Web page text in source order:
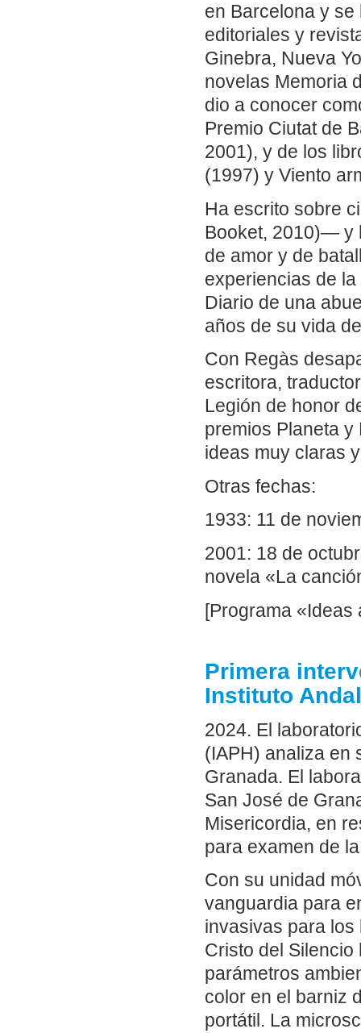
en Barcelona y
editoriales y
Ginebra, Nueva
novelas Memoria
dio a conocer
Premio Ciutat de
2001), y de los
(1997) y Viento
Ha escrito sobre
Booket, 2010)— y
de amor y de
experiencias de
Diario de una
años de su vida
Con Regàs
escritora,
Legión de honor
premios Planeta
ideas muy claras
Otras fechas:
1933: 11 de
2001: 18 de
novela «La
[Programa «Ideas
Primera
Instituto
2024. El
(IAPH) analiza en
Granada. El
San José de
Misericordia, en
para examen de
Con su unidad
vanguardia para
invasivas para
Cristo del
parámetros
color en el barniz
portátil. La